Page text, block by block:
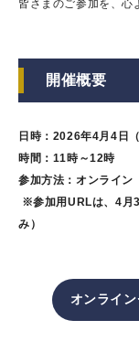
皆さまのご参加を、心
開催概要
日時：2026年4月4日（
時間：11時～12時
参加方法：オンライン
※参加用URLは、4月
み）
オンライ